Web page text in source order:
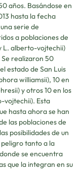
años. Basándose en
hasta la fecha
serie de
a poblaciones de
L. alberto-vojtechii)
realizaron 50
estado de San Luis
williamsii), 10 en
y otros 10 en los
vojtechii). Esta
hasta ahora se han
las poblaciones de
posibilidades de un
tanto a la
se encuentra
que la integran en su